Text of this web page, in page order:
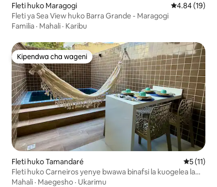
Fleti huko Maragogi Ukadiriaji wa
4.84 (19)
Fleti ya Sea View huko Barra Grande - Maragogi
Familia · Mahali · Karibu
Kipendwa cha wageni
Kipendwa cha wageni
Fleti huko Tamandaré Ukadiriaji
5 (11)
Fleti huko Carneiros yenye bwawa binafsi la kuogelea la
Terrazza
Mahali · Maegesho · Ukarimu